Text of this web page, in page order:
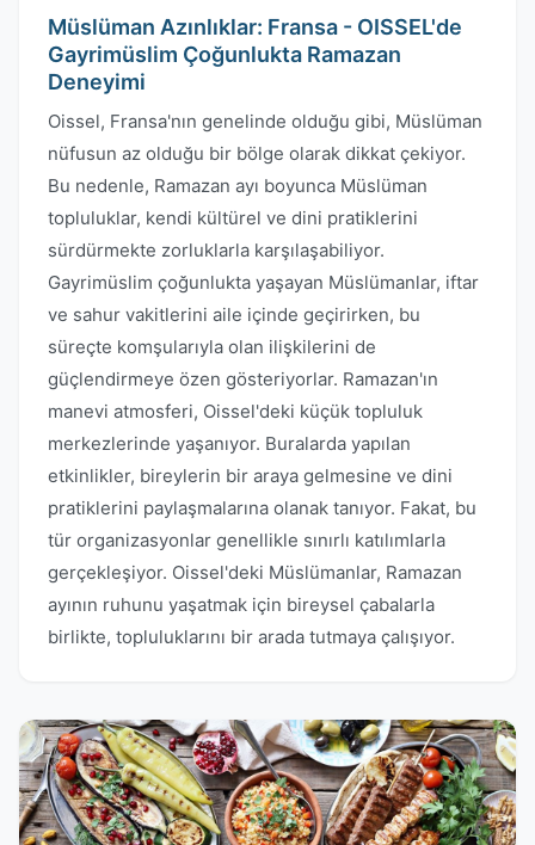
Müslüman Azınlıklar: Fransa - OISSEL'de
Gayrimüslim Çoğunlukta Ramazan
Deneyimi
Oissel, Fransa'nın genelinde olduğu gibi, Müslüman
nüfusun az olduğu bir bölge olarak dikkat çekiyor.
Bu nedenle, Ramazan ayı boyunca Müslüman
topluluklar, kendi kültürel ve dini pratiklerini
sürdürmekte zorluklarla karşılaşabiliyor.
Gayrimüslim çoğunlukta yaşayan Müslümanlar, iftar
ve sahur vakitlerini aile içinde geçirirken, bu
süreçte komşularıyla olan ilişkilerini de
güçlendirmeye özen gösteriyorlar. Ramazan'ın
manevi atmosferi, Oissel'deki küçük topluluk
merkezlerinde yaşanıyor. Buralarda yapılan
etkinlikler, bireylerin bir araya gelmesine ve dini
pratiklerini paylaşmalarına olanak tanıyor. Fakat, bu
tür organizasyonlar genellikle sınırlı katılımlarla
gerçekleşiyor. Oissel'deki Müslümanlar, Ramazan
ayının ruhunu yaşatmak için bireysel çabalarla
birlikte, topluluklarını bir arada tutmaya çalışıyor.